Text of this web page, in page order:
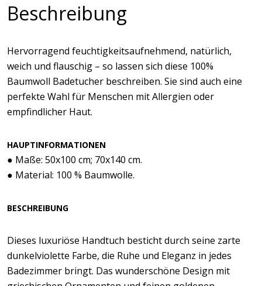
Beschreibung
Hervorragend feuchtigkeitsaufnehmend, natürlich,
weich und flauschig – so lassen sich diese 100%
Baumwoll Badetucher beschreiben. Sie sind auch eine
perfekte Wahl für Menschen mit Allergien oder
empfindlicher Haut.
HAUPTINFORMATIONEN
● Maße: 50x100 cm; 70x140 cm.
● Material: 100 % Baumwolle.
BESCHREIBUNG
Dieses luxuriöse Handtuch besticht durch seine zarte
dunkelviolette Farbe, die Ruhe und Eleganz in jedes
Badezimmer bringt. Das wunderschöne Design mit